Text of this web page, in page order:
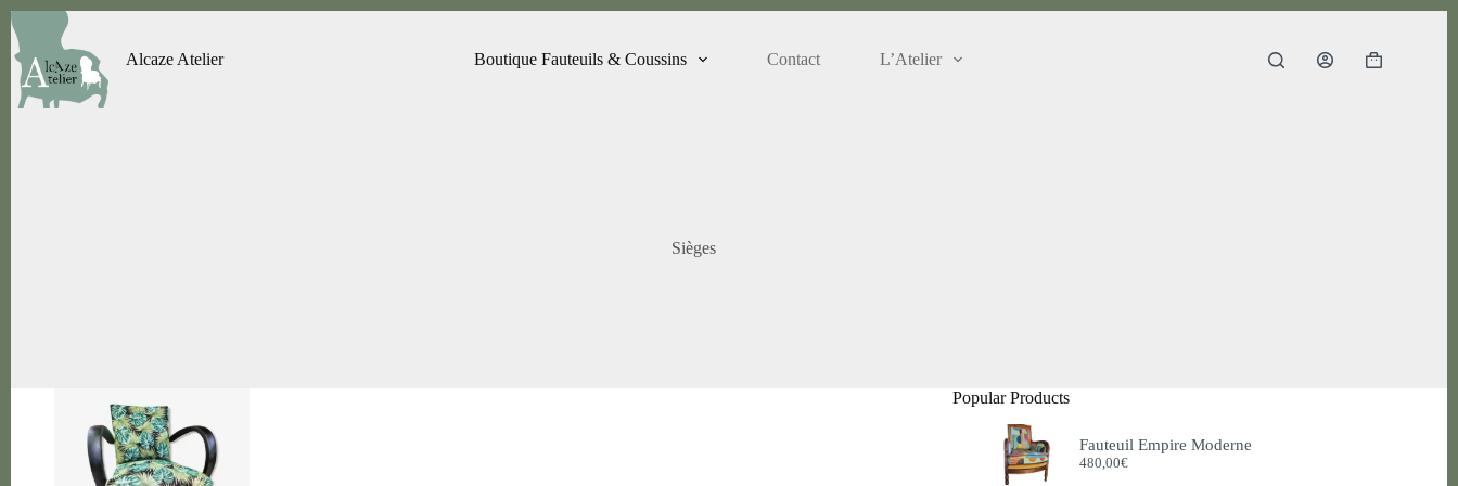
Passer
au
contenu
Alcaze Atelier Boutique Fauteuils & Coussins Contact L’Atelier
Panier
Sièges
Popular Products
Fauteuil Empire Moderne
480,00€